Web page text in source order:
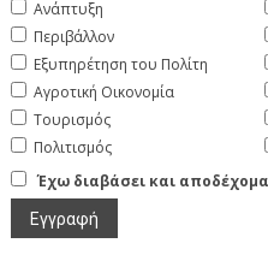
Ανάπτυξη
Περιβάλλον
Εξυπηρέτηση του Πολίτη
Αγροτική Οικονομία
Τουρισμός
Πολιτισμός
Έχω διαβάσει και